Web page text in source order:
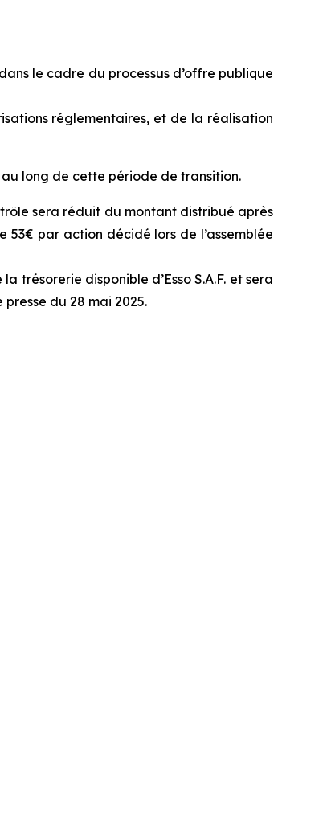
le cadre du processus d’offre publique
réglementaires, et de la réalisation
au long de cette période de transition.
sera réduit du montant distribué après
par action décidé lors de l’assemblée
trésorerie disponible d’Esso S.A.F. et sera
du 28 mai 2025.